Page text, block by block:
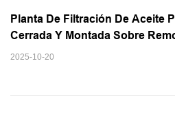
Planta De Filtración De Aceite
Cerrada Y Montada Sobre
2025-10-20